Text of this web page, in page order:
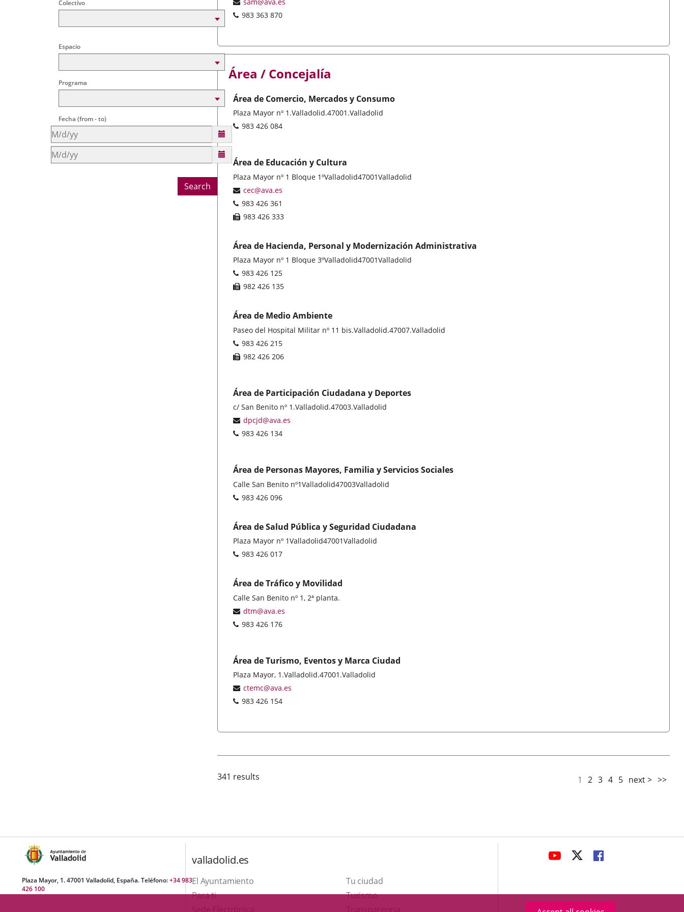
externa.
externa.
una
Colectivo
Espacio
Programa
Fecha (from-to)
Search
Phones
983 363 870
Área / Concejalía
Área de Comercio, Mercados y Consumo
Postal
address
Plaza Mayor nº 1.Valladolid.47001.Valladolid
Phones
983 426 084
Área de Educación y Cultura
Postal
address
Plaza Mayor nº 1 Bloque 1ºValladolid47001Valladolid
Email
cec@ava.es
Phones
983 426 361
Fax
983 426 333
Área de Hacienda, Personal y Modernización Administrativa
Postal
address
Plaza Mayor nº 1 Bloque 3ºValladolid47001Valladolid
Phones
983 426 125
Fax
982 426 135
Área de Medio Ambiente
Postal
address
Paseo del Hospital Militar nº 11 bis.Valladolid.47007.Valladolid
Phones
983 426 215
Fax
982 426 206
Área de Participación Ciudadana y Deportes
Postal
address
c/ San Benito nº 1.Valladolid.47003.Valladolid
Email
dpcjd@ava.es
Phones
983 426 134
Área de Personas Mayores, Familia y Servicios Sociales
Postal
address
Calle San Benito nº1Valladolid47003Valladolid
Phones
983 426 096
Área de Salud Pública y Seguridad Ciudadana
Postal
address
Plaza Mayor nº 1Valladolid47001Valladolid
Phones
983 426 017
Área de Tráfico y Movilidad
Postal
address
Calle San Benito nº 1, 2ª planta.
Email
dtm@ava.es
Phones
983 426 176
Área de Turismo, Eventos y Marca Ciudad
Postal
address
Plaza Mayor, 1.Valladolid.47001.Valladolid
Email
ctemc@ava.es
Phones
983 426 154
341 results 1 2 3 4 5 next > >>
Plaza Mayor, 1. 47001 Valladolid, España. Teléfono:+34 983
426 100
valladolid.es
El Ayuntamiento
Tu ciudad
Para ti
TurismoThis
LINK
APPLICATION.
LINK
APPLICATION.
LINK
APPLICATION.